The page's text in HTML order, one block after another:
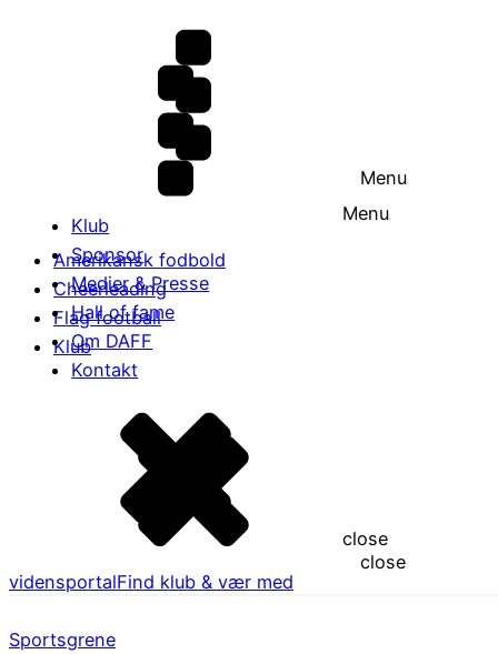
Menu
Klub
Sponsor
Medier & Presse
Hall of fame
Om DAFF
Kontakt
close
Menu
Amerikansk fodbold
Cheerleading
Flag football
Klub
close
vidensportalFind klub & vær med
Sportsgrene